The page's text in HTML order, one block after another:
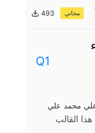
مجاني 493
Q1
القالب